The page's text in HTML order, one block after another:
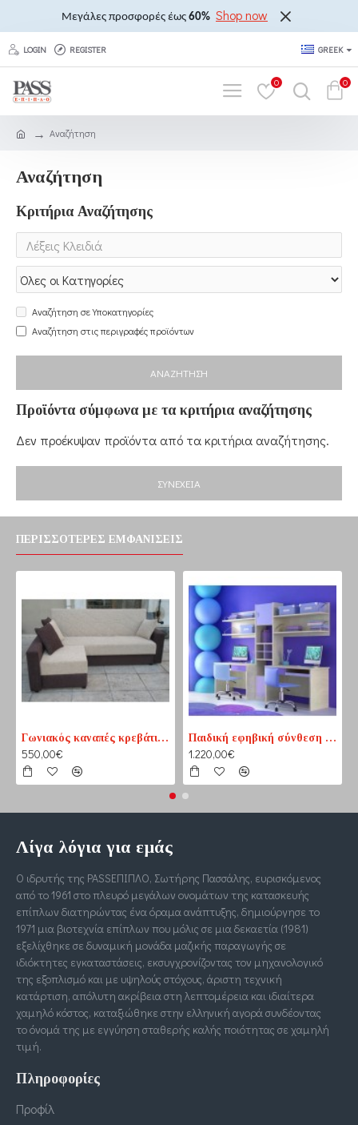
Μεγάλες προσφορές έως 60% Shop now
LOGIN REGISTER GREEK
0 0
Αναζήτηση
Αναζήτηση
Κριτήρια Αναζήτησης
Αναζήτηση σε Υποκατηγορίες
Αναζήτηση στις περιγραφές προϊόντων
ΑΝΑΖΉΤΗΣΗ
Προϊόντα σύμφωνα με τα κριτήρια αναζήτησης
Δεν προέκυψαν προϊόντα από τα κριτήρια αναζήτησης.
ΣΥΝΈΧΕΙΑ
ΠΕΡΙΣΣΌΤΕΡΕΣ ΕΜΦΑΝΊΣΕΙΣ
Γωνιακός καναπές κρεβάτι No1 καφέ-εκρού (PASS1) 210 cm x 165 cm
550,00€
Παιδική εφηβική σύνθεση βιβλιοθηκών για δύο παιδιά
1.220,00€
Λίγα λόγια για εμάς
Ο ιδρυτής της PASSΕΠΙΠΛΟ, Σωτήρης Πασσάλης, ευρισκόμενος
από το 1961 στο πλευρό μεγάλων ονομάτων της κατασκευής
επίπλων διατηρώντας ένα όραμα ανάπτυξης, δημιούργησε το
1971 μια βιοτεχνία επίπλων που μόλις σε μια δεκαετία (1981)
εξελίχθηκε σε δυναμική μονάδα μαζικής παραγωγής σε
ιδιόκτητες εγκαταστάσεις, εκσυγχρονίζοντας τον μηχανολογικό
της εξοπλισμό και με υψηλούς στόχους, άριστη τεχνική
κατάρτιση, απόλυτη ακρίβεια στη λεπτομέρεια και ιδιαίτερα
χαμηλό κόστος, καταξιώθηκε στην ελληνική αγορά συνδέοντας
το όνομά της με εγγύηση σταθερής καλής ποιότητας σε χαμηλή
τιμή.
Πληροφορίες
Προφίλ